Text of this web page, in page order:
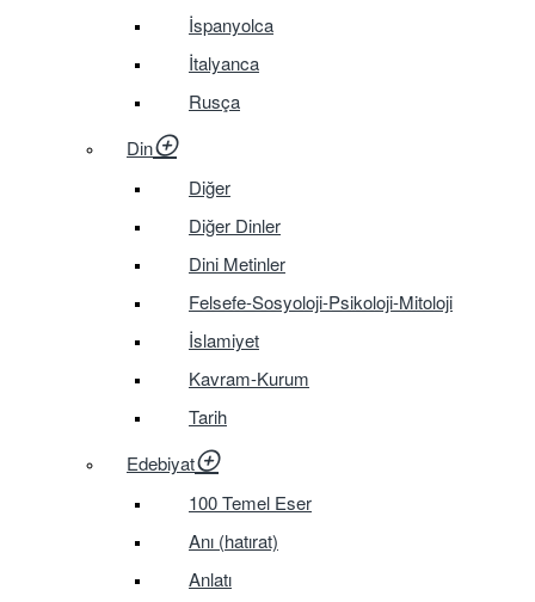
İspanyolca
İtalyanca
Rusça
Din
Diğer
Diğer Dinler
Dini Metinler
Felsefe-Sosyoloji-Psikoloji-Mitoloji
İslamiyet
Kavram-Kurum
Tarih
Edebiyat
100 Temel Eser
Anı (hatırat)
Anlatı